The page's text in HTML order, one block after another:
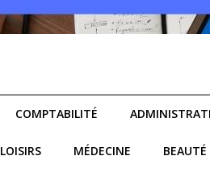
COMPTABILITÉ
LOISIRS MÉDECINE BEAUTÉ